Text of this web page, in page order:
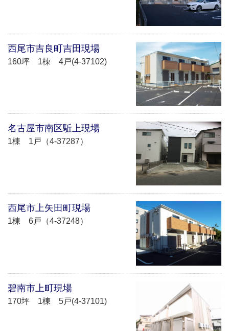
西尾市吉良町吉田現場
160坪 1棟 4戸(4-37102)
名古屋市南区駈上現場
1棟 1戸（4-37287）
西尾市上矢田町現場
1棟 6戸（4-37248）
碧南市上町現場
170坪 1棟 5戸(4-37101)